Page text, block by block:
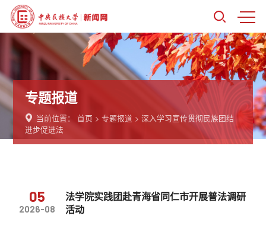
专题报道
当前位置：首页 >专题报道 >深入学习宣传贯彻民族团结
进步促进法
05
2026-08
法学院实践团赴青海省同仁市开展普法调研
活动